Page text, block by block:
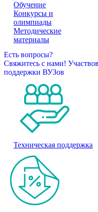
Обучение
Конкурсы и
олимпиады
Методические
материалы
Есть вопросы?
Свяжитесь с нами!
поддержки ВУЗов
Техническая поддержка